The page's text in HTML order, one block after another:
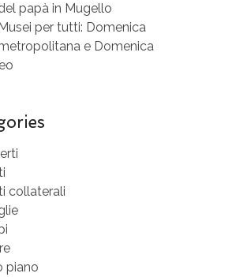
papà in Mugello
Musei per tutti: Domenica
e Domenica
collaterali
piano